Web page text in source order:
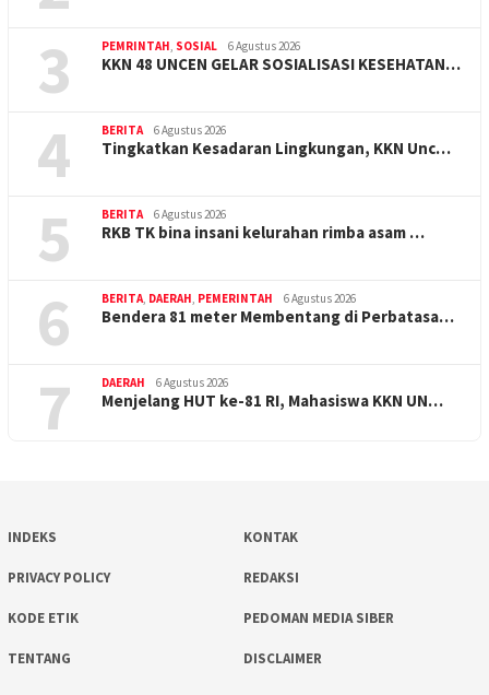
3 PEMRINTAH SOSIAL 6 Agustus 2026
KKN 48 UNCEN GELAR SOSIALISASI KESEHATAN…
4 BERITA 6 Agustus 2026
Tingkatkan Kesadaran Lingkungan, KKN Unc…
5 BERITA 6 Agustus 2026
RKB TK bina insani kelurahan rimba asam …
6 BERITA DAERAH PEMERINTAH 6 Agustus 2026
Bendera 81 meter Membentang di Perbatasa…
7 DAERAH 6 Agustus 2026
Menjelang HUT ke-81 RI, Mahasiswa KKN UN…
INDEKS KONTAK
PRIVACY POLICY REDAKSI
KODE ETIK PEDOMAN MEDIA SIBER
TENTANG DISCLAIMER